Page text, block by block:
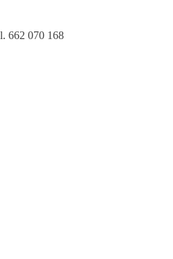
662 070 168